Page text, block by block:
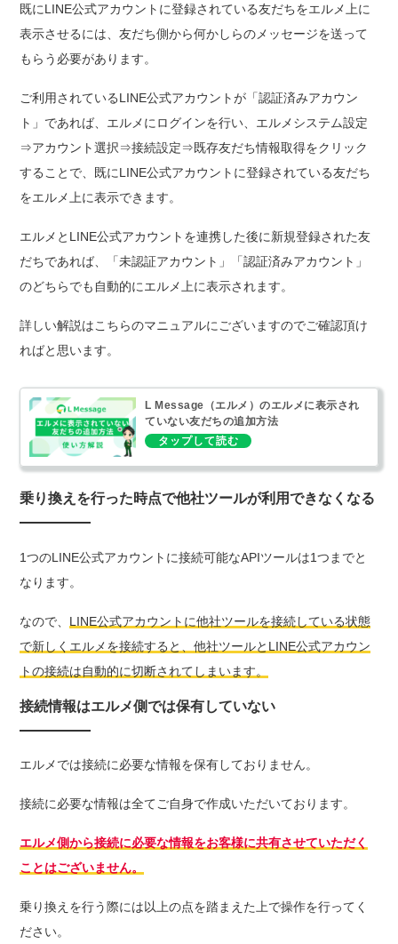
既にLINE公式アカウントに登録されている友だちをエルメ上に
表示させるには、友だち側から何かしらのメッセージを送って
もらう必要があります。
ご利用されているLINE公式アカウントが「認証済みアカウン
ト」であれば、エルメにログインを行い、エルメシステム設定
⇒アカウント選択⇒接続設定⇒既存友だち情報取得をクリック
することで、既にLINE公式アカウントに登録されている友だち
をエルメ上に表示できます。
エルメとLINE公式アカウントを連携した後に新規登録された友
だちであれば、「未認証アカウント」「認証済みアカウント」
のどちらでも自動的にエルメ上に表示されます。
詳しい解説はこちらのマニュアルにございますのでご確認頂け
ればと思います。
L Message（エルメ）のエルメに表示され
ていない友だちの追加方法
乗り換えを行った時点で他社ツールが利用できなくなる
1つのLINE公式アカウントに接続可能なAPIツールは1つまでと
なります。
なので、 LINE公式アカウントに他社ツールを接続している状態
で新しくエルメを接続すると、他社ツールとLINE公式アカウン
トの接続は自動的に切断されてしまいます。
接続情報はエルメ側では保有していない
エルメでは接続に必要な情報を保有しておりません。
接続に必要な情報は全てご自身で作成いただいております。
エルメ側から接続に必要な情報をお客様に共有させていただく
ことはございません。
乗り換えを行う際には以上の点を踏まえた上で操作を行ってく
ださい。